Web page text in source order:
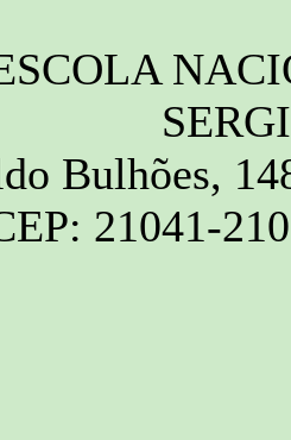
Bulhões,
21041-